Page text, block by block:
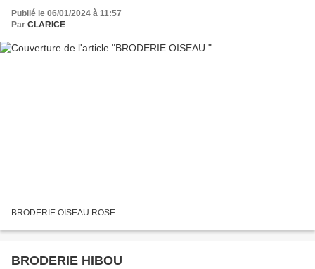
Publié le 06/01/2024 à 11:57
Par CLARICE
BRODERIE OISEAU ROSE
BRODERIE HIBOU